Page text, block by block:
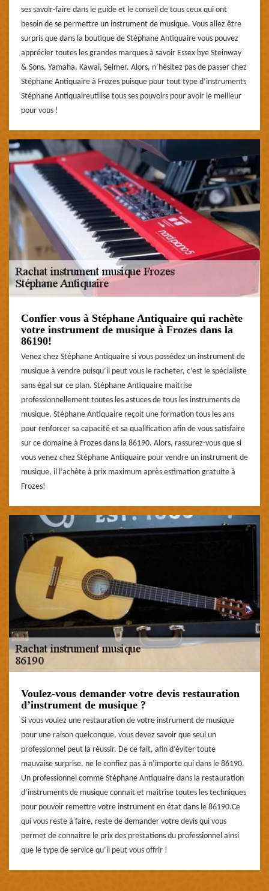
ses savoir-faire dans le guide et le conseil de tous ceux qui ont
besoin de se permettre un instrument de musique. Vous allez être
surpris que dans la boutique de Stéphane Antiquaire vous pouvez
apprécier toutes les grandes marques à savoir Essex bye Steinway
& Sons, Yamaha, Kawai, Selmer. Alors, n’hésitez pas de passer chez
Stéphane Antiquaire à Frozes puisque pour tout type d’instruments
Stéphane Antiquaireutilise tous ses pouvoirs pour avoir le meilleur
pour vous !
Confier vous à Stéphane Antiquaire qui rachète
votre instrument de musique à Frozes dans la
86190!
Venez chez Stéphane Antiquaire si vous possédez un instrument de
musique à vendre puisqu’il peut vous le racheter, c’est le spécialiste
sans égal sur ce plan. Stéphane Antiquaire maitrise
professionnellement toutes les astuces de tous les instruments de
musique. Stéphane Antiquaire reçoit une formation tous les ans
pour renforcer sa capacité et sa qualification afin de vous satisfaire
sur ce domaine à Frozes dans la 86190. Alors, rassurez-vous que si
vous venez chez Stéphane Antiquaire pour vendre un instrument de
musique, il l’achète à prix maximum après estimation gratuite à
Frozes!
Voulez-vous demander votre devis restauration
d’instrument de musique ?
Si vous voulez une restauration de votre instrument de musique
pour une raison quelconque, vous devez savoir que seul un
professionnel peut la réussir. De ce fait, afin d’éviter toute
mauvaise surprise, ne le confiez pas à n’importe qui dans le 86190.
Un professionnel comme Stéphane Antiquaire dans la restauration
d’instruments de musique connait et maitrise toutes les techniques
pour pouvoir remettre votre instrument en état dans le 86190.Ce
qui vous reste à faire, reste de demander votre devis qui vous
permet de connaitre le prix des prestations du professionnel ainsi
que le type de service qu’il peut vous offrir !